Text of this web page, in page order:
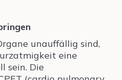
unauffällig sind,
eine
sein. Die